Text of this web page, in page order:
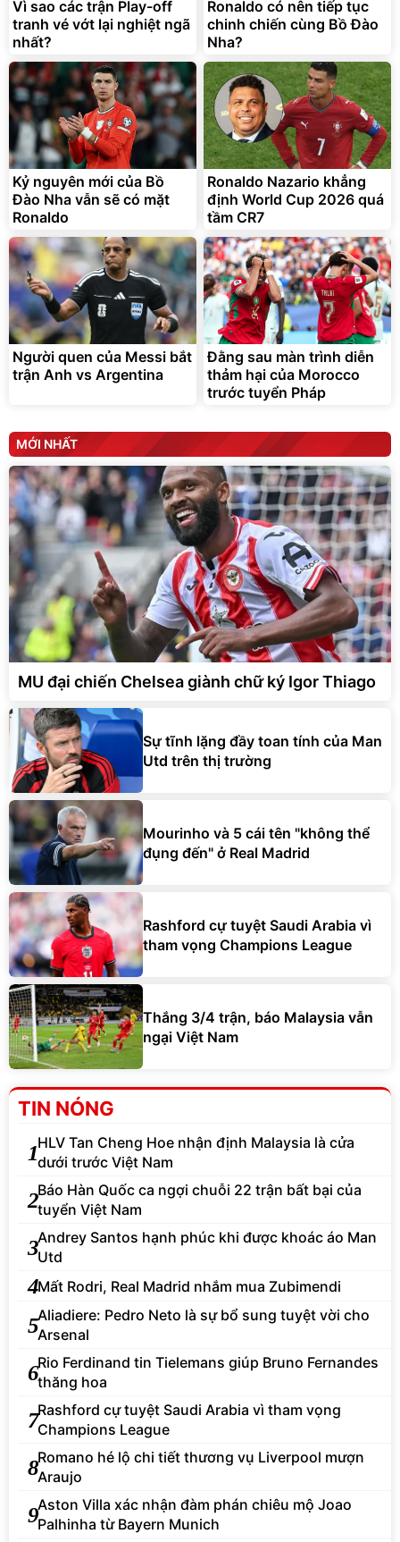
825.000đ
Flash Sale
Lót ghế ôtô, nâng lưng
chống nóng giúp thoải mái
trong di chuyển
295.000đ
Đã bán nhiều
Vì sao các trận Play-off
tranh vé vớt lại nghiệt ngã
nhất?
Ronaldo có nên tiếp tục
chinh chiến cùng Bồ Đào
Nha?
Kỷ nguyên mới của Bồ
Đào Nha vẫn sẽ có mặt
Ronaldo
Ronaldo Nazario khẳng
định World Cup 2026 quá
tầm CR7
Người quen của Messi bắt
trận Anh vs Argentina
Đằng sau màn trình diễn
thảm hại của Morocco
trước tuyển Pháp
MỚI NHẤT
MU đại chiến Chelsea giành chữ ký Igor Thiago
Sự tĩnh lặng đầy toan tính của Man
Utd trên thị trường
Mourinho và 5 cái tên "không thể
đụng đến" ở Real Madrid
Rashford cự tuyệt Saudi Arabia vì
tham vọng Champions League
Thắng 3/4 trận, báo Malaysia vẫn
ngại Việt Nam
TIN NÓNG
1HLV Tan Cheng Hoe nhận định Malaysia là cửa
dưới trước Việt Nam
2Báo Hàn Quốc ca ngợi chuỗi 22 trận bất bại của
tuyển Việt Nam
3Andrey Santos hạnh phúc khi được khoác áo Man
Utd
4Mất Rodri, Real Madrid nhắm mua Zubimendi
5Aliadiere: Pedro Neto là sự bổ sung tuyệt vời cho
Arsenal
6Rio Ferdinand tin Tielemans giúp Bruno Fernandes
thăng hoa
7Rashford cự tuyệt Saudi Arabia vì tham vọng
Champions League
8Romano hé lộ chi tiết thương vụ Liverpool mượn
Araujo
9Aston Villa xác nhận đàm phán chiêu mộ Joao
Palhinha từ Bayern Munich